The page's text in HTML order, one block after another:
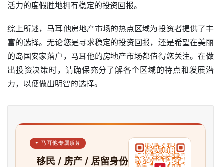
活力的度假胜地拥有稳定的投资回报。
综上所述，马耳他房地产市场的热点区域为投资者提供了丰
富的选择。无论您是寻求稳定的投资回报，还是希望在美丽
的岛国安家落户，马耳他的房地产市场都值得您关注。在做
出投资决策时，请确保充分了解各个区域的特点和发展潜
力，以便做出明智的选择。
✦ 马耳他专属服务
移民 / 房产 / 居留身份